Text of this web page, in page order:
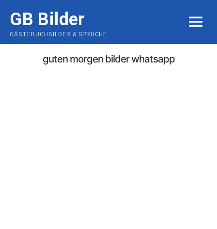
content
GB Bilder
GÄSTEBUCHBILDER & SPRÜCHE
MENU
guten morgen bilder whatsapp